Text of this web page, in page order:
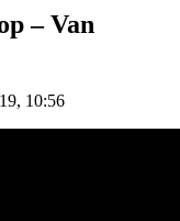
– Van
10:56